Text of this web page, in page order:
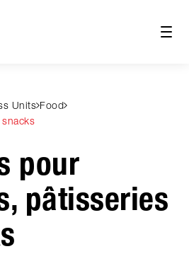
Units Food
pour
pâtisseries